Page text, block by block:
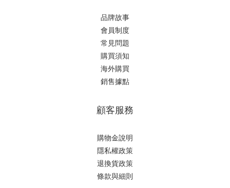
品牌故事
會員制度
常見問題
購買須知
海外購買
銷售據點
顧客服務
購物金說明
隱私權政策
退換貨政策
條款與細則